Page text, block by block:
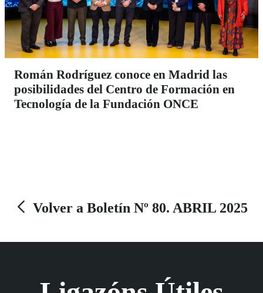
Román Rodríguez conoce en Madrid las
posibilidades del Centro de Formación en
Tecnología de la Fundación ONCE
Volver a Boletín Nº 80. ABRIL 2025